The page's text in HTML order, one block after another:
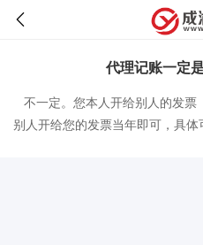
代理记账一定
不一定。您本人开给别人的发票
别人开给您的发票当年即可，具体